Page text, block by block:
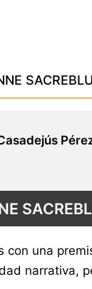
una
narrativa,